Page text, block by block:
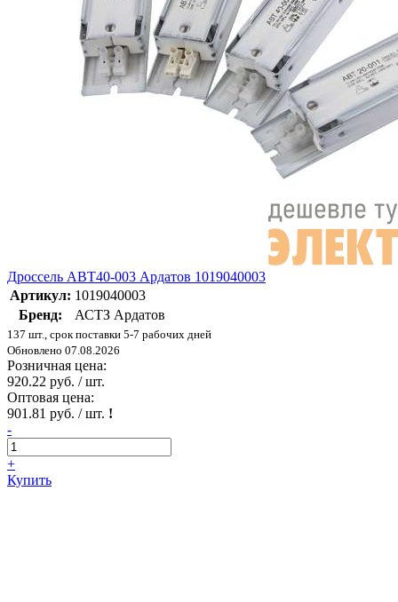
Дроссель АВТ40-003 Ардатов 1019040003
Артикул: 1019040003
Бренд:
АСТЗ Ардатов
137 шт., срок поставки 5-7 рабочих дней
Обновлено 07.08.2026
Розничная цена:
920.22 руб. / шт.
Оптовая цена:
901.81 руб. / шт. !
-
+
Купить